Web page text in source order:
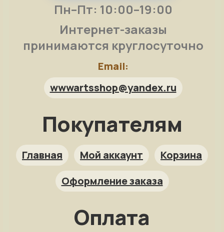
Пн–Пт: 10:00–19:00
Интернет-заказы
принимаются круглосуточно
Email:
wwwartsshop@yandex.ru
Покупателям
Главная Мой аккаунт
Корзина
Оформление заказа
Оплата
Арт-помощница
ArtsShop.ru
Репродукция на заказ